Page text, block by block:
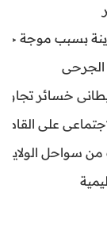
الجرحى
تجاوزت 1.5 مليار
على القاصرين
من سواحل